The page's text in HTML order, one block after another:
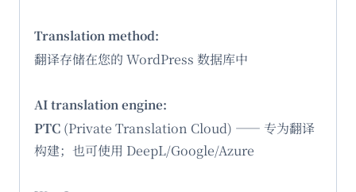
翻译存储在您的 WordPress 数据库中
PTC (Private Translation Cloud) —— 专为翻译
构建；也可使用 DeepL/Google/Azure